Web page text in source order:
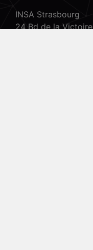
INSA Strasbourg
24 Bd de la Victoire